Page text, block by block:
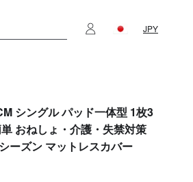
JPY
シングル パッド一体型 1枚3
おねしょ・介護・失禁対策
ーズン マットレスカバー